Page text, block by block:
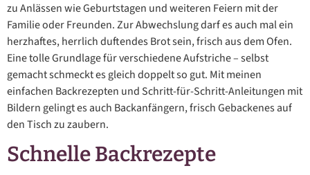
zu Anlässen wie Geburtstagen und weiteren Feiern mit der
Familie oder Freunden. Zur Abwechslung darf es auch mal ein
herzhaftes, herrlich duftendes Brot sein, frisch aus dem Ofen.
Eine tolle Grundlage für verschiedene Aufstriche – selbst
gemacht schmeckt es gleich doppelt so gut. Mit meinen
einfachen Backrezepten und Schritt-für-Schritt-Anleitungen mit
Bildern gelingt es auch Backanfängern, frisch Gebackenes auf
den Tisch zu zaubern.
Schnelle Backrezepte